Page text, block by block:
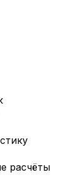
расчёты